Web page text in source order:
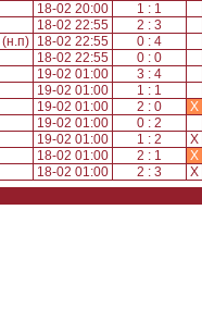
18-02 20:00 1 : 1
18-02 22:55 2 : 3
(н.п) 18-02 22:55 0 : 4
18-02 22:55 0 : 0
19-02 01:00 3 : 4
19-02 01:00 1 : 1
19-02 01:00 2 : 0
X
19-02 01:00 0 : 2
19-02 01:00 1 : 2
X
18-02 01:00 2 : 1
X
18-02 01:00 2 : 3
X